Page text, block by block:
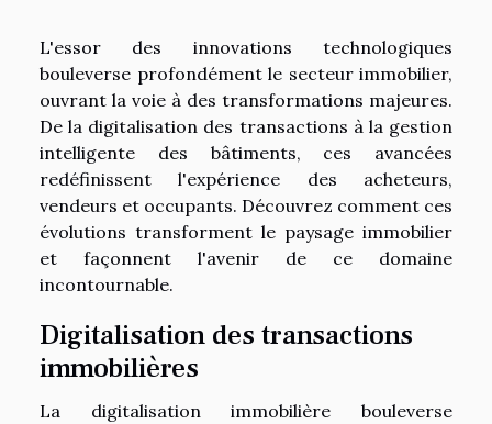
L'essor des innovations technologiques
bouleverse profondément le secteur immobilier,
ouvrant la voie à des transformations majeures.
De la digitalisation des transactions à la gestion
intelligente des bâtiments, ces avancées
redéfinissent l'expérience des acheteurs,
vendeurs et occupants. Découvrez comment ces
évolutions transforment le paysage immobilier
et façonnent l'avenir de ce domaine
incontournable.
Digitalisation des transactions
immobilières
La digitalisation immobilière bouleverse